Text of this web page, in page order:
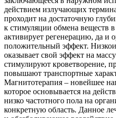
действием излучающих
проходит на достаточную
к стимуляции обмена веществ
активирует регенерацию, да и
положительный эффект.
оказывает свой эффект на
стимулируют кроветворение,
повышают транспортные
Магнитотерапия – новейшее
которое основывается на
низко частотного пола на
конкретную область. Данное